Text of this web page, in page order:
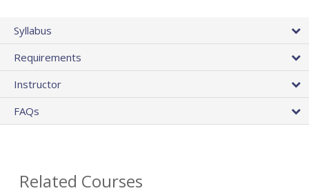
Syllabus
Requirements
Instructor
FAQs
Related Courses